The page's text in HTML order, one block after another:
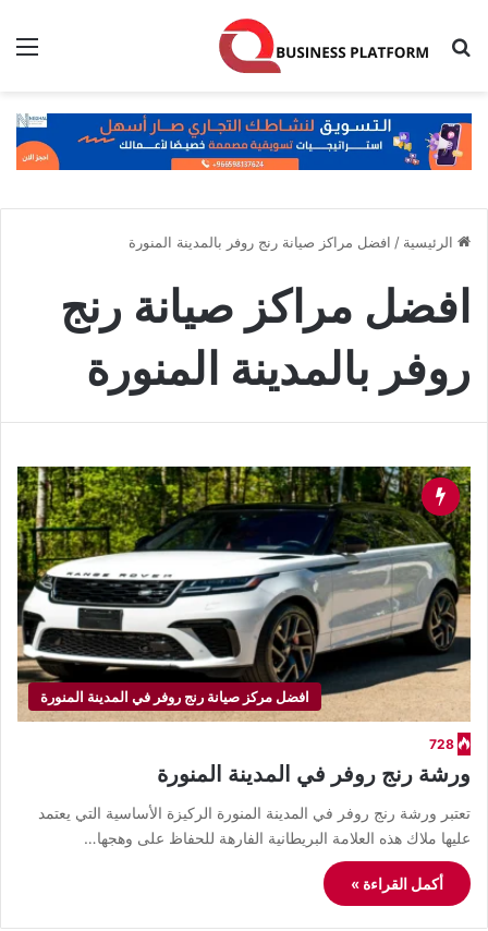
بحث عن
الرئيسية / افضل مراكز صيانة رنج روفر بالمدينة المنورة
افضل مراكز صيانة رنج
روفر بالمدينة المنورة
افضل مركز صيانة رنج روفر في المدينة المنورة
728
ورشة رنج روفر في المدينة المنورة
تعتبر ورشة رنج روفر في المدينة المنورة الركيزة الأساسية التي يعتمد
عليها ملاك هذه العلامة البريطانية الفارهة للحفاظ على وهجها…
أكمل القراءة »